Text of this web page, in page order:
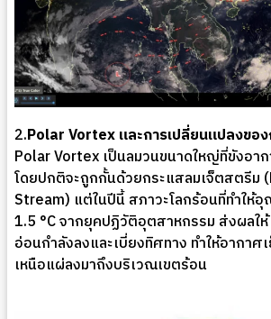
2.Polar Vortex และการเปลี่ยนแปลงขอ
Polar Vortex เป็นลมวนขนาดใหญ่ที่ขังอา
โดยปกติจะถูกกั้นด้วยกระแสลมเจ็ตสตรีม
Stream) แต่ในปีนี้ สภาวะโลกร้อนที่ทำให้
1.5 °C จากยุคปฏิวัติอุตสาหกรรม ส่งผลใ
อ่อนกำลังลงและเบี่ยงทิศทาง ทำให้อากาศ
เหนือแผ่ลงมาถึงบริเวณเขตร้อน